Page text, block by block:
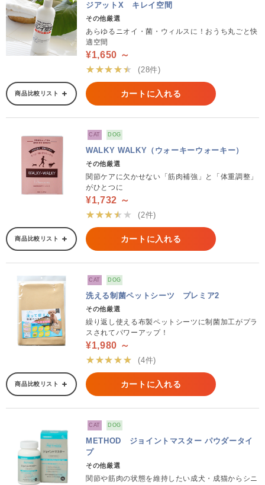
ジアットX キレイ空間
その他厳選
あらゆるニオイ・菌・ウィルスに！おうち丸ごと快
適空間
¥1,650 ～
★★★★★
(28件)
商品比較リスト カートに入れる
CAT DOG
WALKY WALKY（ウォーキーウォーキー）
その他厳選
関節ケアに欠かせない「筋肉補強」と「体重調整」
がひとつに
¥1,732 ～
★★★★★
(2件)
商品比較リスト カートに入れる
CAT DOG
洗える制菌ペットシーツ プレミア2
その他厳選
繰り返し使える布製ペットシーツに制菌加工がプラ
スされてパワーアップ！
¥1,980 ～
★★★★★
(4件)
商品比較リスト カートに入れる
CAT DOG
METHOD ジョイントマスター パウダータイ
プ
その他厳選
関節や筋肉の状態を維持したい成犬・成猫からシニ